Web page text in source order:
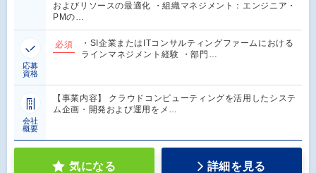
およびリソースの最適化 ・組織マネジメント：エンジニア・
PMの…
応募
資格
必須
・SI企業またはITコンサルティングファームにおける
ラインマネジメント経験 ・部門…
会社
概要
【事業内容】 クラウドコンピューティングを活用したシステ
ム企画・開発および運用をメ…
気になる 詳細を見る